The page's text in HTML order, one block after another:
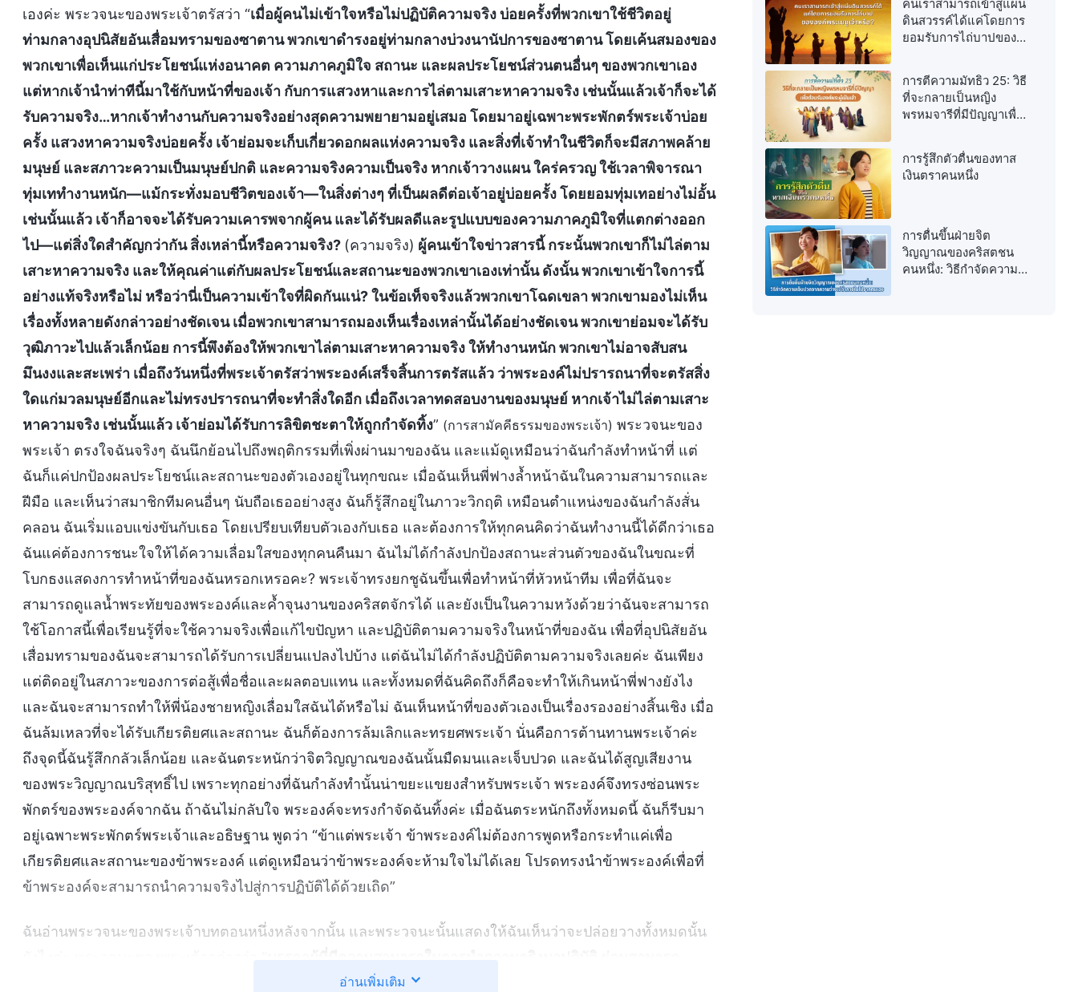
เองค่ะ พระวจนะของพระเจ้าตรัสว่า “เมื่อผู้คนไม่เข้าใจหรือไม่ปฏิบัติความจริง บ่อยครั้งที่พวกเขาใช้ชีวิตอยู่
ท่ามกลางอุปนิสัยอันเสื่อมทรามของซาตาน พวกเขาดำรงอยู่ท่ามกลางบ่วงนานัปการของซาตาน โดยเค้นสมองของ
พวกเขาเพื่อเห็นแก่ประโยชน์แห่งอนาคต ความภาคภูมิใจ สถานะ และผลประโยชน์ส่วนตนอื่นๆ ของพวกเขาเอง
แต่หากเจ้านำท่าทีนี้มาใช้กับหน้าที่ของเจ้า กับการแสวงหาและการไล่ตามเสาะหาความจริง เช่นนั้นแล้วเจ้าก็จะได้
รับความจริง…หากเจ้าทำงานกับความจริงอย่างสุดความพยายามอยู่เสมอ โดยมาอยู่เฉพาะพระพักตร์พระเจ้าบ่อย
ครั้ง แสวงหาความจริงบ่อยครั้ง เจ้าย่อมจะเก็บเกี่ยวดอกผลแห่งความจริง และสิ่งที่เจ้าทำในชีวิตก็จะมีสภาพคล้าย
มนุษย์ และสภาวะความเป็นมนุษย์ปกติ และความจริงความเป็นจริง หากเจ้าวางแผน ใคร่ครวญ ใช้เวลาพิจารณา
ทุ่มเททำงานหนัก—แม้กระทั่งมอบชีวิตของเจ้า—ในสิ่งต่างๆ ที่เป็นผลดีต่อเจ้าอยู่บ่อยครั้ง โดยยอมทุ่มเทอย่างไม่อั้น
เช่นนั้นแล้ว เจ้าก็อาจจะได้รับความเคารพจากผู้คน และได้รับผลดีและรูปแบบของความภาคภูมิใจที่แตกต่างออก
ไป—แต่สิ่งใดสำคัญกว่ากัน สิ่งเหล่านี้หรือความจริง? (ความจริง) ผู้คนเข้าใจข่าวสารนี้ กระนั้นพวกเขาก็ไม่ไล่ตาม
เสาะหาความจริง และให้คุณค่าแต่กับผลประโยชน์และสถานะของพวกเขาเองเท่านั้น ดังนั้น พวกเขาเข้าใจการนี้
อย่างแท้จริงหรือไม่ หรือว่านี่เป็นความเข้าใจที่ผิดกันแน่? ในข้อเท็จจริงแล้วพวกเขาโฉดเขลา พวกเขามองไม่เห็น
เรื่องทั้งหลายดังกล่าวอย่างชัดเจน เมื่อพวกเขาสามารถมองเห็นเรื่องเหล่านั้นได้อย่างชัดเจน พวกเขาย่อมจะได้รับ
วุฒิภาวะไปแล้วเล็กน้อย การนี้พึงต้องให้พวกเขาไล่ตามเสาะหาความจริง ให้ทำงานหนัก พวกเขาไม่อาจสับสน
มึนงงและสะเพร่า เมื่อถึงวันหนึ่งที่พระเจ้าตรัสว่าพระองค์เสร็จสิ้นการตรัสแล้ว ว่าพระองค์ไม่ปรารถนาที่จะตรัสสิ่ง
ใดแก่มวลมนุษย์อีกและไม่ทรงปรารถนาที่จะทำสิ่งใดอีก เมื่อถึงเวลาทดสอบงานของมนุษย์ หากเจ้าไม่ไล่ตามเสาะ
หาความจริง เช่นนั้นแล้ว เจ้าย่อมได้รับการลิขิตชะตาให้ถูกกำจัดทิ้ง” (การสามัคคีธรรมของพระเจ้า) พระวจนะของ
พระเจ้า ตรงใจฉันจริงๆ ฉันนึกย้อนไปถึงพฤติกรรมที่เพิ่งผ่านมาของฉัน และแม้ดูเหมือนว่าฉันกำลังทำหน้าที่ แต่
ฉันก็แค่ปกป้องผลประโยชน์และสถานะของตัวเองอยู่ในทุกขณะ เมื่อฉันเห็นพี่ฟางล้ำหน้าฉันในความสามารถและ
ฝีมือ และเห็นว่าสมาชิกทีมคนอื่นๆ นับถือเธออย่างสูง ฉันก็รู้สึกอยู่ในภาวะวิกฤติ เหมือนตำแหน่งของฉันกำลังสั่น
คลอน ฉันเริ่มแอบแข่งขันกับเธอ โดยเปรียบเทียบตัวเองกับเธอ และต้องการให้ทุกคนคิดว่าฉันทำงานนี้ได้ดีกว่าเธอ
ฉันแค่ต้องการชนะใจให้ได้ความเลื่อมใสของทุกคนคืนมา ฉันไม่ได้กำลังปกป้องสถานะส่วนตัวของฉันในขณะที่
โบกธงแสดงการทำหน้าที่ของฉันหรอกเหรอคะ? พระเจ้าทรงยกชูฉันขึ้นเพื่อทำหน้าที่หัวหน้าทีม เพื่อที่ฉันจะ
สามารถดูแลน้ำพระทัยของพระองค์และค้ำจุนงานของคริสตจักรได้ และยังเป็นในความหวังด้วยว่าฉันจะสามารถ
ใช้โอกาสนี้เพื่อเรียนรู้ที่จะใช้ความจริงเพื่อแก้ไขปัญหา และปฏิบัติตามความจริงในหน้าที่ของฉัน เพื่อที่อุปนิสัยอัน
เสื่อมทรามของฉันจะสามารถได้รับการเปลี่ยนแปลงไปบ้าง แต่ฉันไม่ได้กำลังปฏิบัติตามความจริงเลยค่ะ ฉันเพียง
แต่ติดอยู่ในสภาวะของการต่อสู้เพื่อชื่อและผลตอบแทน และทั้งหมดที่ฉันคิดถึงก็คือจะทำให้เกินหน้าพี่ฟางยังไง
และฉันจะสามารถทำให้พี่น้องชายหญิงเลื่อมใสฉันได้หรือไม่ ฉันเห็นหน้าที่ของตัวเองเป็นเรื่องรองอย่างสิ้นเชิง เมื่อ
ฉันล้มเหลวที่จะได้รับเกียรติยศและสถานะ ฉันก็ต้องการล้มเลิกและทรยศพระเจ้า นั่นคือการต้านทานพระเจ้าค่ะ
ถึงจุดนี้ฉันรู้สึกกลัวเล็กน้อย และฉันตระหนักว่าจิตวิญญาณของฉันนั้นมืดมนและเจ็บปวด และฉันได้สูญเสียงาน
ของพระวิญญาณบริสุทธิ์ไป เพราะทุกอย่างที่ฉันกำลังทำนั้นน่าขยะแขยงสำหรับพระเจ้า พระองค์จึงทรงซ่อนพระ
พักตร์ของพระองค์จากฉัน ถ้าฉันไม่กลับใจ พระองค์จะทรงกำจัดฉันทิ้งค่ะ เมื่อฉันตระหนักถึงทั้งหมดนี้ ฉันก็รีบมา
อยู่เฉพาะพระพักตร์พระเจ้าและอธิษฐาน พูดว่า “ข้าแต่พระเจ้า ข้าพระองค์ไม่ต้องการพูดหรือกระทำแค่เพื่อ
เกียรติยศและสถานะของข้าพระองค์ แต่ดูเหมือนว่าข้าพระองค์จะห้ามใจไม่ได้เลย โปรดทรงนำข้าพระองค์เพื่อที่
ข้าพระองค์จะสามารถนำความจริงไปสู่การปฏิบัติได้ด้วยเถิด”
ฉันอ่านพระวจนะของพระเจ้าบทตอนหนึ่งหลังจากนั้น และพระวจนะนั้นแสดงให้ฉันเห็นว่าจะปล่อยวางทั้งหมดนั้น
ยอมรับการพินิจพิเคราะห์ของพระเจ้าได้เมื่อทำสิ่งทั้งหลาย เมื่อเจ้ายอมรับการพินิจพิเคราะห์ของพระเจ้า หัวใจของ
อ่านเพิ่มเติม
คนเราสามารถเข้าสู่แผ่น
ดินสวรรค์ได้แค่โดยการ
ยอมรับการไถ่บาปของ
การตีความมัทธิว 25: วิธี
ที่จะกลายเป็นหญิง
พรหมจารีที่มีปัญญาเพื่อ
การรู้สึกตัวตื่นของทาส
เงินตราคนหนึ่ง
การตื่นขึ้นฝ่ายจิต
วิญญาณของคริสตชน
คนหนึ่ง: วิธีกำจัดความ